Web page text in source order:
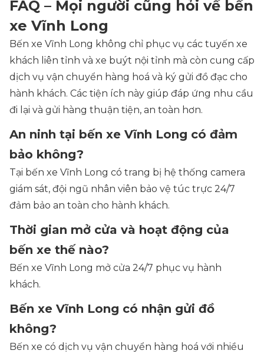
FAQ – Mọi người cũng hỏi về bến
xe Vĩnh Long
Bến xe Vĩnh Long không chỉ phục vụ các tuyến xe
khách liên tỉnh và xe buýt nội tỉnh mà còn cung cấp
dịch vụ vận chuyển hàng hoá và ký gửi đồ đạc cho
hành khách. Các tiện ích này giúp đáp ứng nhu cầu
đi lại và gửi hàng thuận tiện, an toàn hơn.
An ninh tại bến xe Vĩnh Long có đảm
bảo không?
Tại bến xe Vĩnh Long có trang bị hệ thống camera
giám sát, đội ngũ nhân viên bảo vệ túc trực 24/7
đảm bảo an toàn cho hành khách.
Thời gian mở cửa và hoạt động của
bến xe thế nào?
Bến xe Vĩnh Long mở cửa 24/7 phục vụ hành
khách.
Bến xe Vĩnh Long có nhận gửi đồ
không?
Bến xe có dịch vụ vận chuyển hàng hoá với nhiều